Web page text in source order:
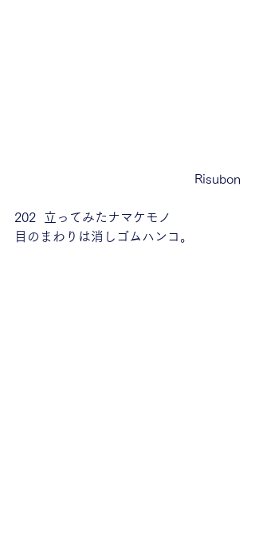
Risubon
202  立ってみたナマケモノ
目のまわりは消しゴムハンコ。